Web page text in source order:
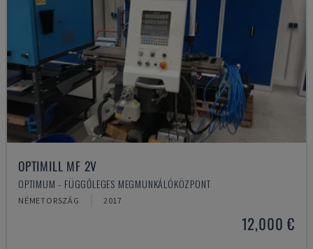
OPTIMILL MF 2V
OPTIMUM - FÜGGŐLEGES MEGMUNKÁLÓKÖZPONT
NÉMETORSZÁG 2017
12,000 €